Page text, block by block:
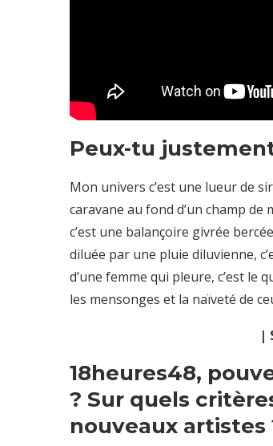
Peux-tu
Mon univers c’est une lueur de
caravane au fond d’un champ de
c’est une balançoire givrée
diluée par une pluie diluvienne,
d’une femme qui pleure, c’est
les mensonges et la naïveté de
|
18heures48,
? Sur quels
nouveaux artistes